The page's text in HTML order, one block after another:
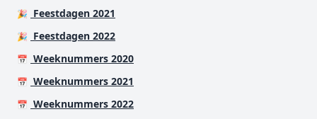
🎉 Feestdagen 2021
🎉 Feestdagen 2022
📅 Weeknummers 2020
📅 Weeknummers 2021
📅 Weeknummers 2022